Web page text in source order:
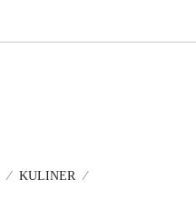
KULINER